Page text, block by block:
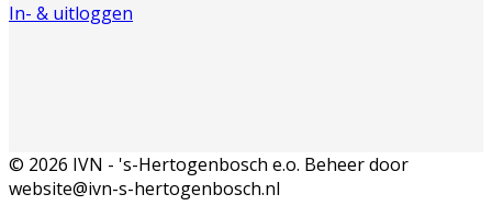
In- & uitloggen
© 2026 IVN - 's-Hertogenbosch e.o. Beheer door
website@ivn-s-hertogenbosch.nl